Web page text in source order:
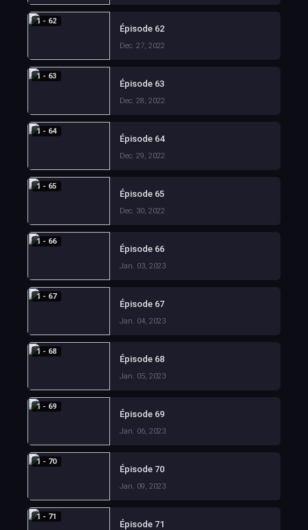
1 - 62
Épisode 62
Dec. 27, 2022
1 - 63
Épisode 63
Dec. 28, 2022
1 - 64
Épisode 64
Dec. 29, 2022
1 - 65
Épisode 65
Dec. 30, 2022
1 - 66
Épisode 66
Jan. 03, 2023
1 - 67
Épisode 67
Jan. 04, 2023
1 - 68
Épisode 68
Jan. 05, 2023
1 - 69
Épisode 69
Jan. 06, 2023
1 - 70
Épisode 70
Jan. 09, 2023
1 - 71
Épisode 71